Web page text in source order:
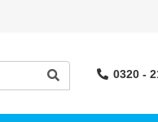
0320 -